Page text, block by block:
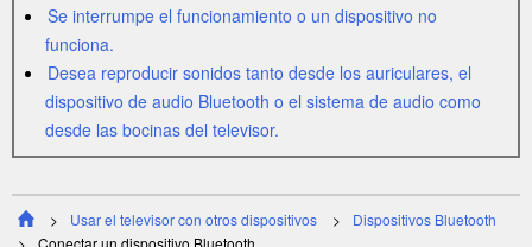
Se interrumpe el funcionamiento o un dispositivo no
funciona.
Desea reproducir sonidos tanto desde los auriculares, el
dispositivo de audio Bluetooth o el sistema de audio como
desde las bocinas del televisor.
Usar el televisor con otros dispositivos
Dispositivos Bluetooth
Conectar un dispositivo Bluetooth